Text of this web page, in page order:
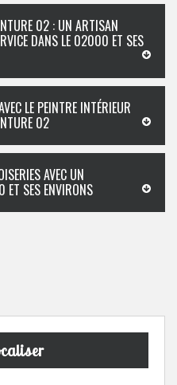
02 : UN ARTISAN
DANS LE 02000 ET SES
LE PEINTRE INTÉRIEUR
02
AVEC UN
ET SES ENVIRONS